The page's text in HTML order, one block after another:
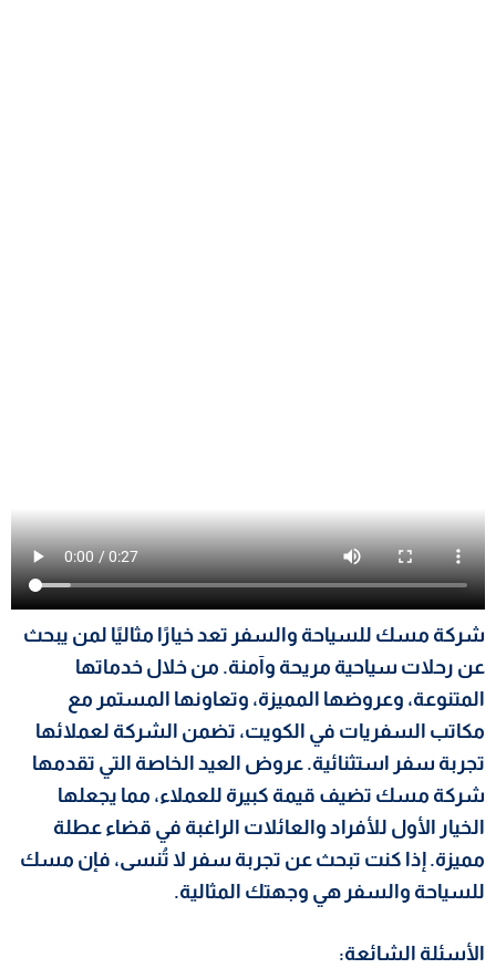
شركة مسك للسياحة والسفر تعد خيارًا مثاليًا لمن يبحث
عن رحلات سياحية مريحة وآمنة. من خلال خدماتها
المتنوعة، وعروضها المميزة، وتعاونها المستمر مع
مكاتب السفريات في الكويت، تضمن الشركة لعملائها
تجربة سفر استثنائية. عروض العيد الخاصة التي تقدمها
شركة مسك تضيف قيمة كبيرة للعملاء، مما يجعلها
الخيار الأول للأفراد والعائلات الراغبة في قضاء عطلة
مميزة. إذا كنت تبحث عن تجربة سفر لا تُنسى، فإن مسك
للسياحة والسفر هي وجهتك المثالية.
الأسئلة الشائعة: